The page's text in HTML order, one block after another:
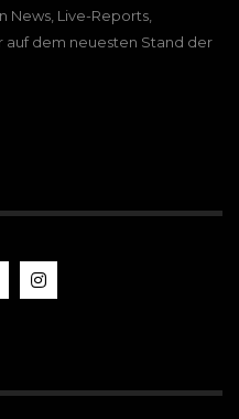
News, Live-Reports,
auf dem neuesten Stand der